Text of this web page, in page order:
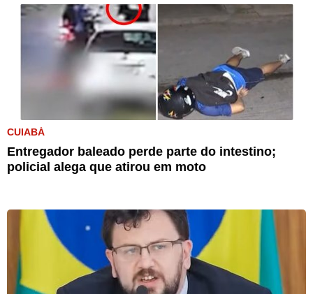
CUIABÁ
Entregador baleado perde parte do intestino;
policial alega que atirou em moto